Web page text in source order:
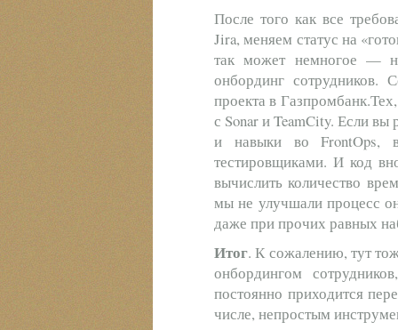
После того как все
Jira, меняем статус на
так может немногое —
онбординг сотрудников.
проекта в
с Sonar и TeamCity. Если
и навыки во FrontOps,
тестировщиками. И код
вычислить количество
мы не улучшали процесс
даже при прочих равных
Итог. К сожалению, тут
онбордингом
постоянно приходится
числе, непростым